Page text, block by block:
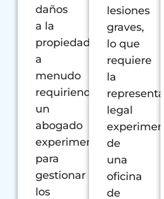
daños
a la
propiedad,
a
menudo
requiriendo
un
abogado
experimentado
para
gestionar
los
lesiones
graves,
lo que
requiere
la
legal
de
una
oficina
de